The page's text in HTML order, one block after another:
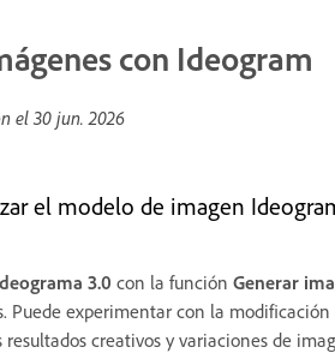
con Ideogram
el30 jun. 2026
el modelo de imagen
3.0 con la función Generar
Puede experimentar con la
creativos y variaciones de